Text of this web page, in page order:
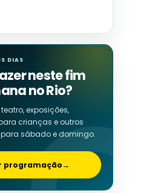
DIAS
neste fim
no Rio?
exposições,
crianças e outros
sábado e domingo.
programação→